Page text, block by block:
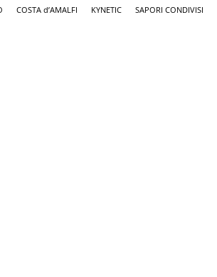
COSTA d’AMALFI KYNETIC SAPORI CONDIVISI